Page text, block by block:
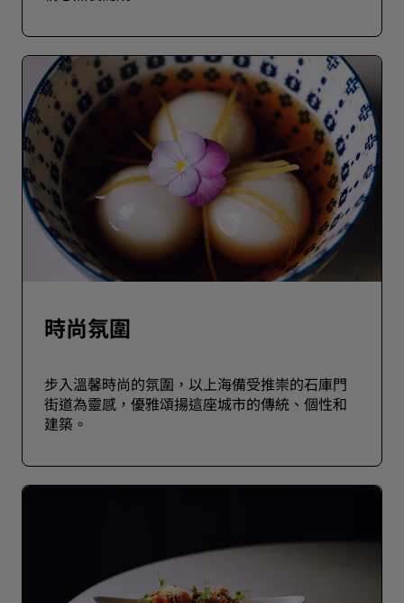
時尚氛圍
步入溫馨時尚的氛圍，以上海備受推崇的石庫門
街道為靈感，優雅頌揚這座城市的傳統、個性和
建築。